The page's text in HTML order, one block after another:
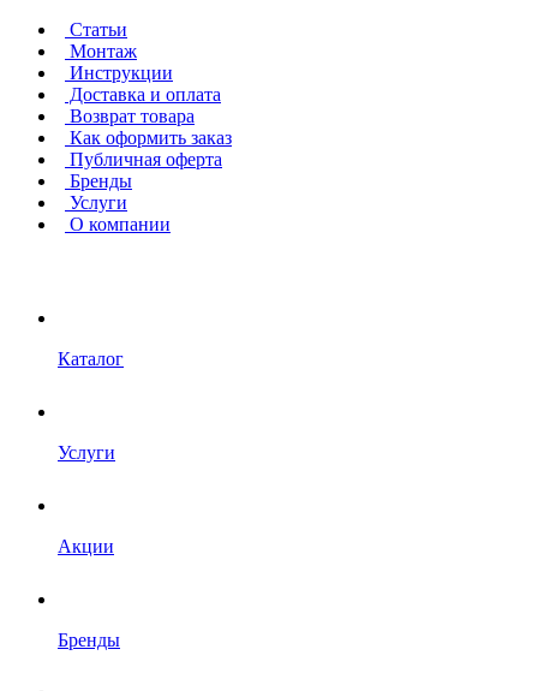
Статьи
Монтаж
Инструкции
Доставка и оплата
Возврат товара
Как оформить заказ
Публичная оферта
Бренды
Услуги
О компании
Каталог
Услуги
Акции
Бренды